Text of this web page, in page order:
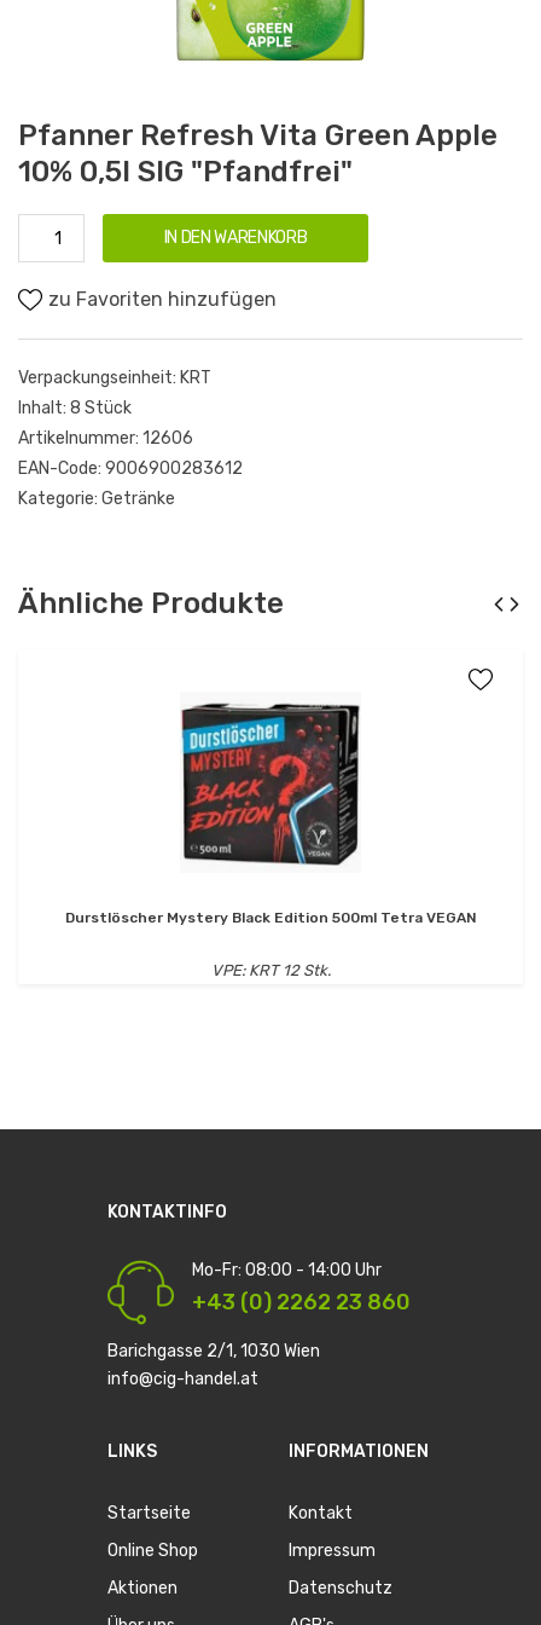
Pfanner Refresh Vita Green Apple
10% 0,5l SIG "Pfandfrei"
IN DEN WARENKORB
zu Favoriten hinzufügen
Verpackungseinheit: KRT
Inhalt: 8 Stück
Artikelnummer: 12606
EAN-Code: 9006900283612
Kategorie: Getränke
Ähnliche Produkte
Durstlöscher Mystery Black Edition 500ml Tetra VEGAN
VPE: KRT 12 Stk.
KONTAKTINFO
Mo-Fr: 08:00 - 14:00 Uhr
+43 (0) 2262 23 860
Barichgasse 2/1, 1030 Wien
info@cig-handel.at
LINKS
Startseite
Online Shop
Aktionen
INFORMATIONEN
Kontakt
Impressum
Datenschutz